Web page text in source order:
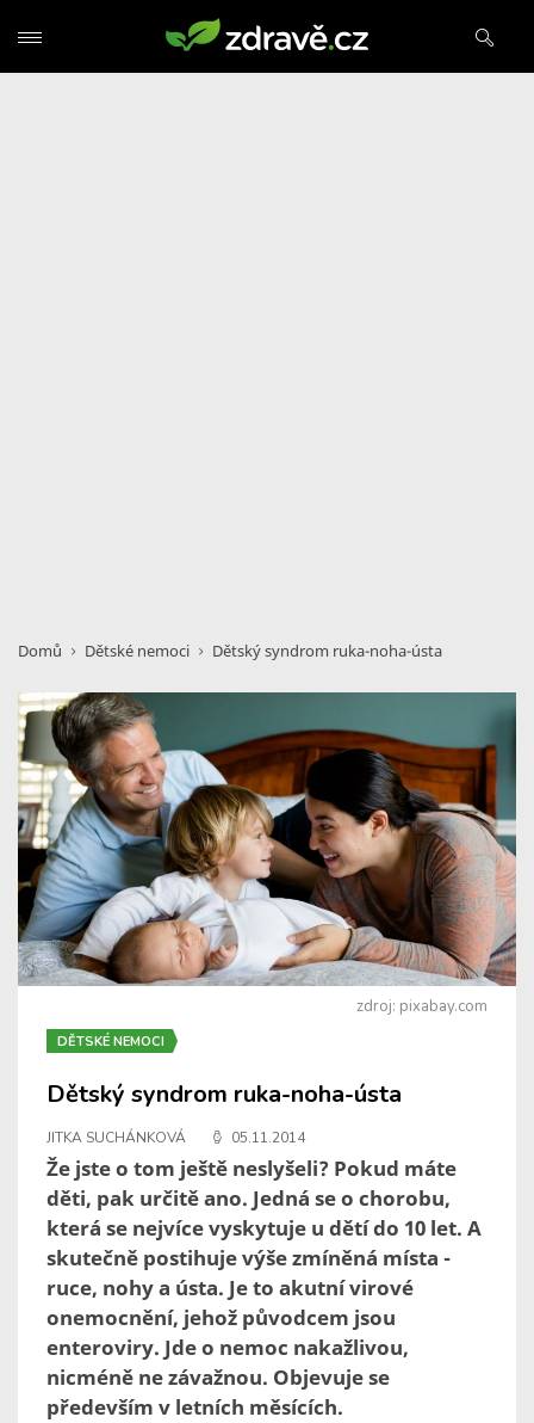
Domů Dětské nemoci Dětský syndrom ruka-noha-ústa
zdroj: pixabay.com
DĚTSKÉ NEMOCI
Dětský syndrom ruka-noha-ústa
JITKA SUCHÁNKOVÁ 05.11.2014
Že jste o tom ještě neslyšeli? Pokud máte
děti, pak určitě ano. Jedná se o chorobu,
která se nejvíce vyskytuje u dětí do 10 let. A
skutečně postihuje výše zmíněná místa -
ruce, nohy a ústa. Je to akutní virové
onemocnění, jehož původcem jsou
enteroviry. Jde o nemoc nakažlivou,
nicméně ne závažnou. Objevuje se
především v letních měsících.